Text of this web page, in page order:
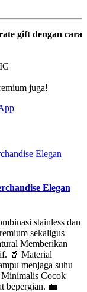
gift dengan cara
juga!
Elegan
stainless dan
sekaligus
Memberikan
🥤 Material
menjaga suhu
Minimalis Cocok
bepergian. 💼